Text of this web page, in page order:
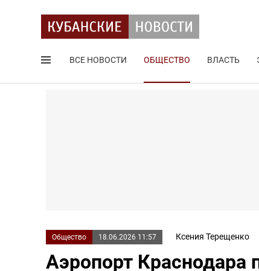
ВСЕ НОВОСТИ ОБЩЕСТВО ВЛАСТЬ
Общество 18.06.2026 11:57 Ксения Терещенко
Аэропорт